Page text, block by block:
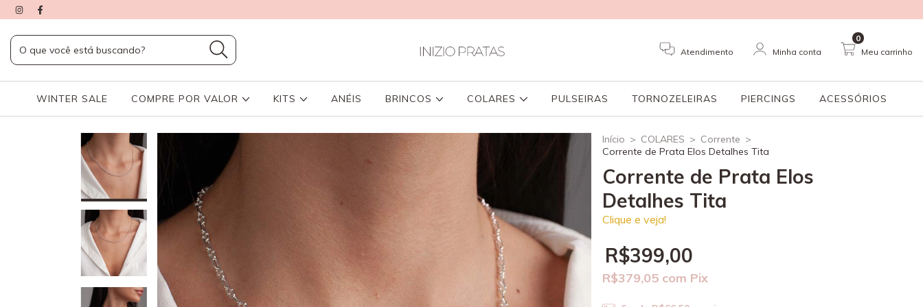
Atendimento Minha conta Meu carrinho
0
WINTER SALE COMPRE POR VALOR KITS ANÉIS BRINCOS COLARES PULSEIRAS TORNOZELEIRAS PIERCINGS ACESSÓRIOS
Início > COLARES > Corrente >
Corrente de Prata Elos Detalhes Tita
Corrente de Prata Elos
Detalhes Tita
Clique e veja!
R$399,00
R$379,05 com Pix